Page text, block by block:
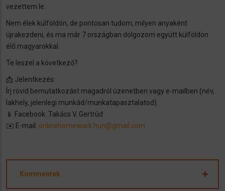
vezettem le.
Nem élek külföldön, de pontosan tudom, milyen anyaként
újrakezdeni, és ma már 7 országban dolgozom együtt külföldön
élő magyarokkal.
Te leszel a következő?
📩 Jelentkezés:
Írj rövid bemutatkozást magadról üzenetben vagy e-mailben (név,
lakhely, jelenlegi munkád/munkatapasztalatod).
📱 Facebook: Takács V. Gertrúd
✉️ E-mail: onlinehomework.hun@gmail.com
Kommentek